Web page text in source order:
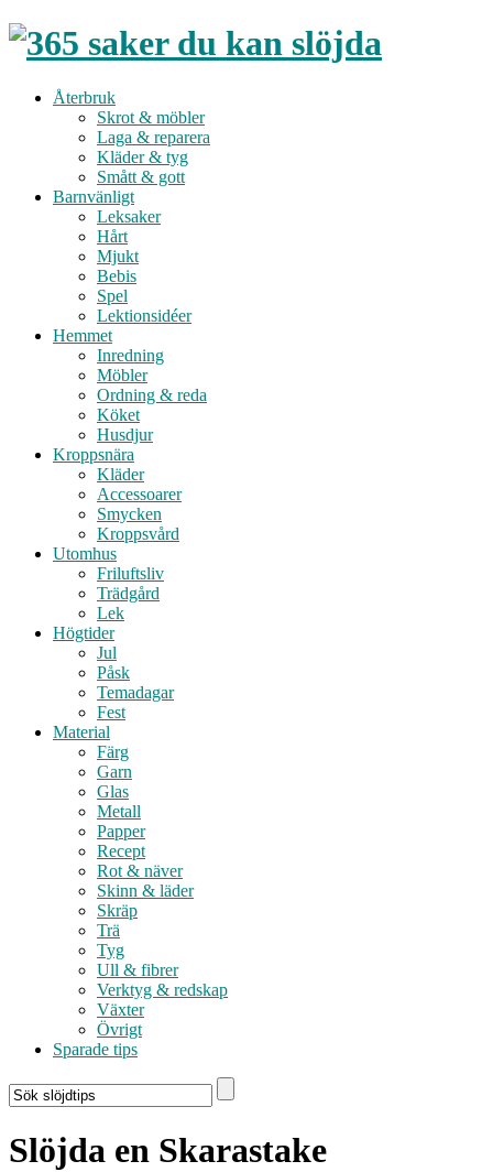
Återbruk
Skrot & möbler
Laga & reparera
Kläder & tyg
Smått & gott
Barnvänligt
Leksaker
Hårt
Mjukt
Bebis
Spel
Lektionsidéer
Hemmet
Inredning
Möbler
Ordning & reda
Köket
Husdjur
Kroppsnära
Kläder
Accessoarer
Smycken
Kroppsvård
Utomhus
Friluftsliv
Trädgård
Lek
Högtider
Jul
Påsk
Temadagar
Fest
Material
Färg
Garn
Glas
Metall
Papper
Recept
Rot & näver
Skinn & läder
Skräp
Trä
Tyg
Ull & fibrer
Verktyg & redskap
Växter
Övrigt
Sparade tips
Slöjda en Skarastake